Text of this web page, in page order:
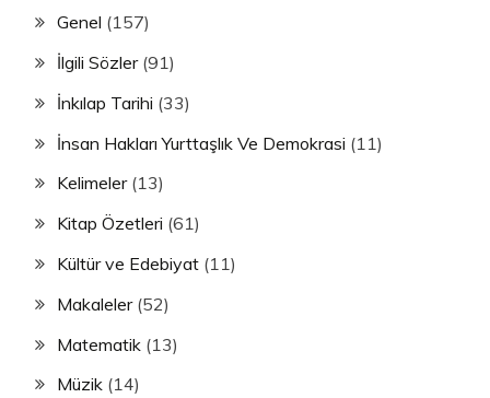
Genel (157)
İlgili Sözler(91)
İnkılap Tarihi (33)
İnsan Hakları Yurttaşlık Ve Demokrasi (11)
Kelimeler(13)
Kitap Özetleri (61)
Kültür ve Edebiyat (11)
Makaleler(52)
Matematik (13)
Müzik (14)